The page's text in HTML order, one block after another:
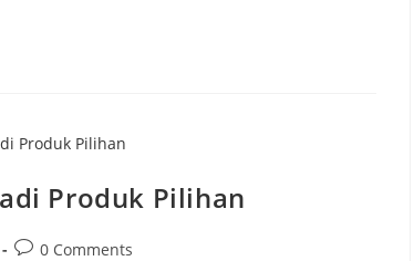
Produk Pilihan
Post0 Comments